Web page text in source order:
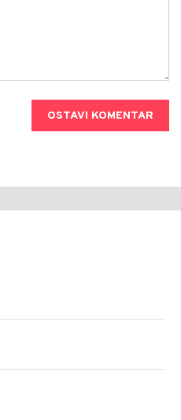
OSTAVI KOMENTAR